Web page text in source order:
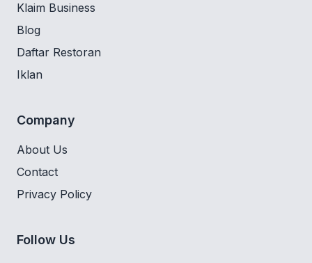
Klaim Business
Blog
Daftar Restoran
Iklan
Company
About Us
Contact
Privacy Policy
Follow Us